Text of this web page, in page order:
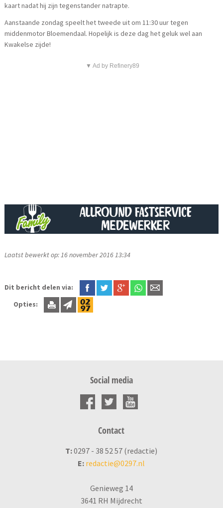
kaart nadat hij zijn tegenstander natrapte.
Aanstaande zondag speelt het tweede uit om 11:30 uur tegen
middenmotor Bloemendaal. Hopelijk is deze dag het geluk wel aan
Kwakelse zijde!
▼ Ad by Refinery89
Laatst bewerkt op: 16 november 2016 13:34
Dit bericht delen via:
Opties:
Social media
Contact
T:0297 - 38 52 57 (redactie)
E: redactie@0297.nl
Genieweg 14
3641 RH Mijdrecht